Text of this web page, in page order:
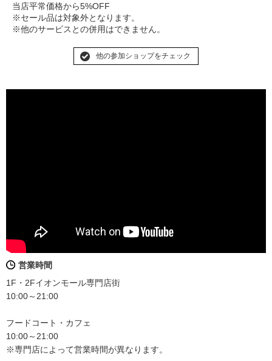
当店平常価格から5%OFF
※セール品は対象外となります。
※他のサービスとの併用はできません。
他の参加ショップをチェック
営業時間
1F・2Fイオンモール専門店街
10:00～21:00
フードコート・カフェ
10:00～21:00
※専門店によって営業時間が異なります。